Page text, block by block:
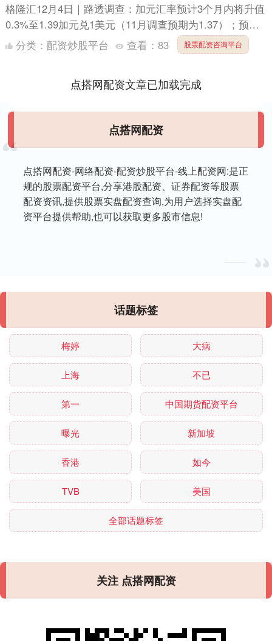
格隆汇12月4日｜路透调查：加元汇率预计3个月内将升值
0.3%至1.39加元兑1美元（11月调查预期为1.37）；预计
12个月内将升值2.6%至1.36加元兑1....
分类： 配资炒股平台 查看： 83 股票配资咨询平台
点搭网配资文章已加载完成
点搭网配资
点搭网配资-网络配资-配资炒股平台-线上配资网:是正
规的股票配资平台,分享港股配资、证券配资等股票
配资资讯,提供股票实盘配资查询,为用户选择实盘配
资平台提供帮助,也可以获取更多股市信息!
话题标签
梅婷 大病
上海 不已
第一 中国期货配资平台
曝光 新加坡
香港 如今
TVB 美国
全部话题标签
关注 点搭网配资